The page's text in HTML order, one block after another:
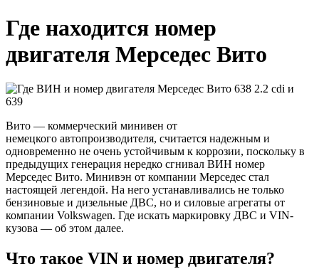
Где находится номер
двигателя Мерседес Вито
Вито — коммерческий минивен от
немецкого автопроизводителя, считается надежным и
одновременно не очень устойчивым к коррозии, поскольку в
предыдущих генерация нередко сгнивал ВИН номер
Мерседес Вито. Минивэн от компании Мерседес стал
настоящей легендой. На него устанавливались не только
бензиновые и дизельные ДВС, но и силовые агрегаты от
компании Volkswagen. Где искать маркировку ДВС и VIN-
кузова — об этом далее.
Что такое VIN и номер двигателя?